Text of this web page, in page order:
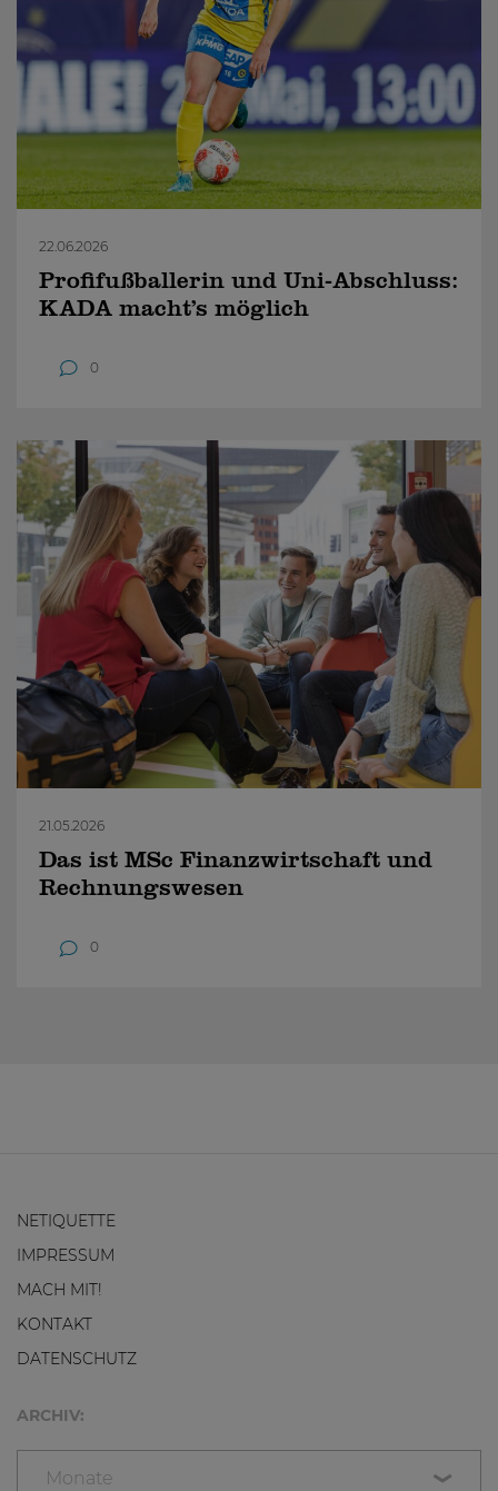
22.06.2026
Profifußballerin und Uni-Abschluss:
KADA macht’s möglich
0
21.05.2026
Das ist MSc Finanzwirtschaft und
Rechnungswesen
0
NETIQUETTE
IMPRESSUM
MACH MIT!
KONTAKT
DATENSCHUTZ
ARCHIV:
Monate